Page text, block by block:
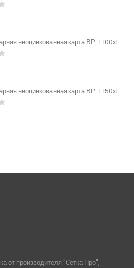
Сетка сварная неоцинкованная карта ВР-1 100x100x4 мм, карта 3x2
Сетка сварная неоцинкованная карта ВР-1 150x150x6 мм, карта 3x2
от производителя "Сетка Про",